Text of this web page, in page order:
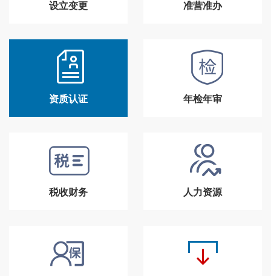
设立变更 准营准办
资质认证 年检年审
税收财务 人力资源